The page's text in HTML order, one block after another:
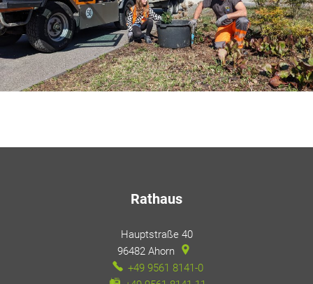
Rathaus
Hauptstraße 40
96482 Ahorn
+49 9561 8141-0